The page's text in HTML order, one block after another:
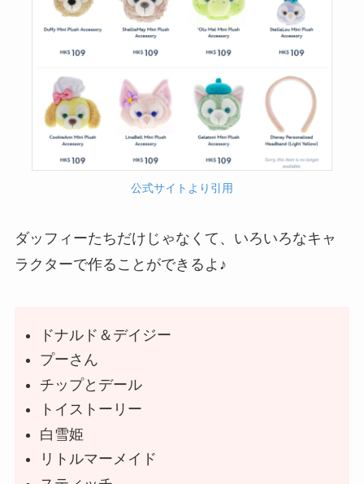
公式サイトより引用
ダッフィーたちだけじゃなくて、いろいろなキャ
ラクターで作ることができるよ♪
ドナルド＆デイジー
プーさん
チップとデール
トイストーリー
白雪姫
リトルマーメイド